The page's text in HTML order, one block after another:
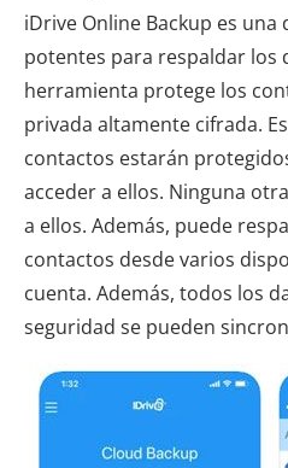
iDrive Online Backup es una
potentes para respaldar los
herramienta protege los
privada altamente cifrada.
contactos estarán
acceder a ellos. Ninguna
a ellos. Además, puede
contactos desde varios
cuenta. Además, todos los
seguridad se pueden